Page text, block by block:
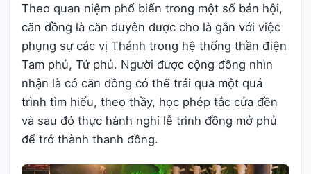
Theo quan niệm phổ biến trong một số bản hội,
căn đồng là căn duyên được cho là gắn với việc
phụng sự các vị Thánh trong hệ thống thần điện
Tam phủ, Tứ phủ. Người được cộng đồng nhìn
nhận là có căn đồng có thể trải qua một quá
trình tìm hiểu, theo thầy, học phép tắc cửa đền
và sau đó thực hành nghi lễ trình đồng mở phủ
để trở thành thanh đồng.